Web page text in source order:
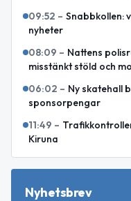
09:52 – Snabbkollen:
nyheter
08:09 – Nattens
misstänkt stöld och
06:02 – Ny skatehall
sponsorpengar
11:49 –
Kiruna
Nyhetsbrev